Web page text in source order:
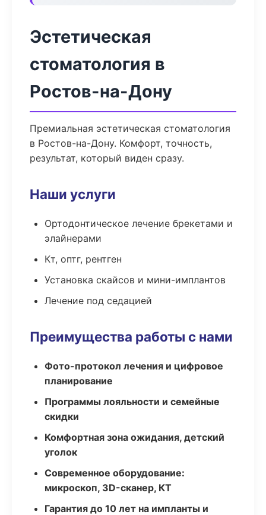
Эстетическая
стоматология в
Ростов-на-Дону
Премиальная эстетическая стоматология
в Ростов-на-Дону. Комфорт, точность,
результат, который виден сразу.
Наши услуги
Ортодонтическое лечение брекетами и
элайнерами
Кт, оптг, рентген
Установка скайсов и мини-имплантов
Лечение под седацией
Преимущества работы с нами
Фото-протокол лечения и цифровое
планирование
Программы лояльности и семейные
скидки
Комфортная зона ожидания, детский
уголок
Современное оборудование:
микроскоп, 3D-сканер, КТ
Гарантия до 10 лет на импланты и